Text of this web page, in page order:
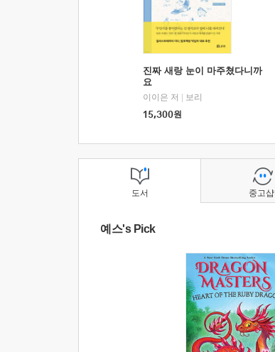
진짜 새랑 눈이 마주쳤다니까
요
이이은 저
보리
15,300원
도서
예스's Pick
중고샵